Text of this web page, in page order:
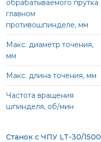
Станок с ЧПУ LT-30/1500